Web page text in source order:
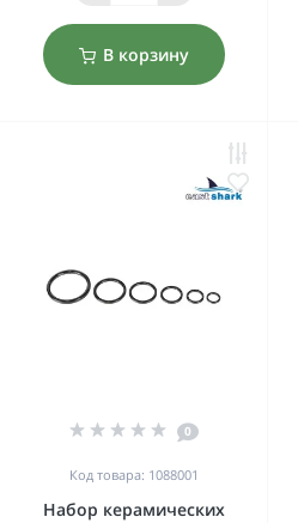
В корзину
0
Код товара: 1088001
Набор керамических